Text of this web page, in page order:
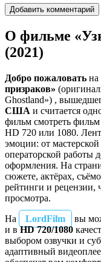
О фильме
(2021)
Добро пожаловать на
призраков»
Ghostland») ,
США и считается
фильм смотреть
HD 720 или 1080.
эмоции: от
операторской работы
оформления. На
сюжете, актёрах,
рейтинги и рецензии,
просмотра.
На
LordFilm вы
и вHD 720/1080
выбором озвучки и
адаптивный